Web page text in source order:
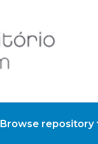
Browse repository